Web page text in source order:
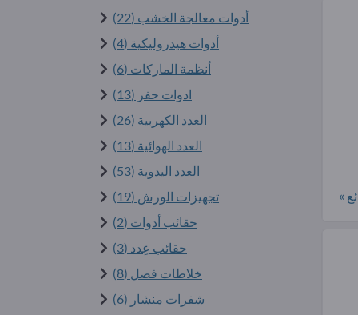
أدوات معالجة الخشب (22)
أدوات هيدروليكية (4)
أنظمة الماركات (6)
ادوات حفر (13)
العدد الكهربية (26)
العدد الهوائية (13)
العدد اليدوية (53)
تجهيزات الورش (19)
حقائب أدوات (2)
حقائب عِدد (3)
خلاطات فصل (8)
شفرات منشار (6)
»